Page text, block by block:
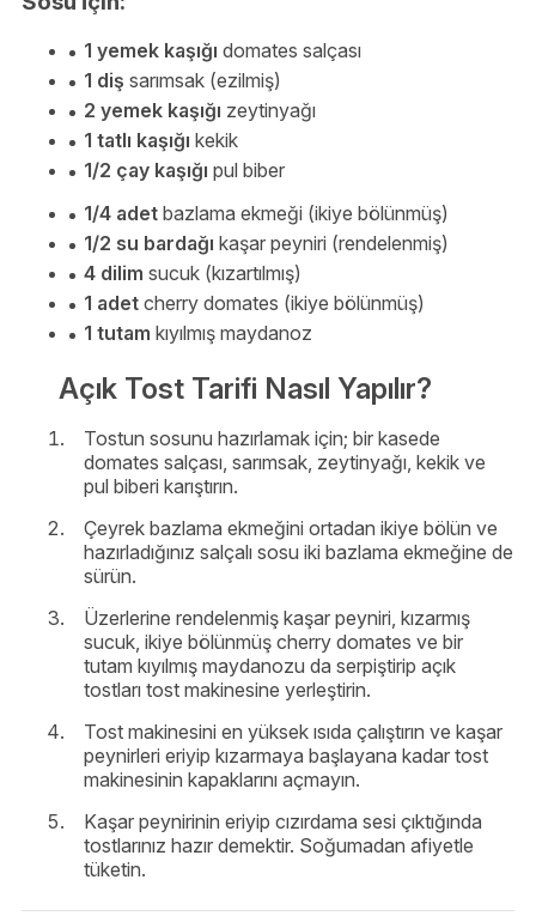
1 yemek kaşığı domates salçası
1 diş sarımsak (ezilmiş)
2 yemek kaşığı zeytinyağı
1 tatlı kaşığı kekik
1/2 çay kaşığı pul biber
1/4 adet bazlama ekmeği (ikiye bölünmüş)
1/2 su bardağı kaşar peyniri (rendelenmiş)
4 dilim sucuk (kızartılmış)
1 adet cherry domates (ikiye bölünmüş)
1 tutam kıyılmış maydanoz
Açık Tost Tarifi Nasıl Yapılır?
Tostun sosunu hazırlamak için; bir kasede
domates salçası, sarımsak, zeytinyağı, kekik ve
pul biberi karıştırın.
Çeyrek bazlama ekmeğini ortadan ikiye bölün ve
hazırladığınız salçalı sosu iki bazlama ekmeğine de
sürün.
Üzerlerine rendelenmiş kaşar peyniri, kızarmış
sucuk, ikiye bölünmüş cherry domates ve bir
tutam kıyılmış maydanozu da serpiştirip açık
tostları tost makinesine yerleştirin.
Tost makinesini en yüksek ısıda çalıştırın ve kaşar
peynirleri eriyip kızarmaya başlayana kadar tost
makinesinin kapaklarını açmayın.
Kaşar peynirinin eriyip cızırdama sesi çıktığında
tostlarınız hazır demektir. Soğumadan afiyetle
tüketin.